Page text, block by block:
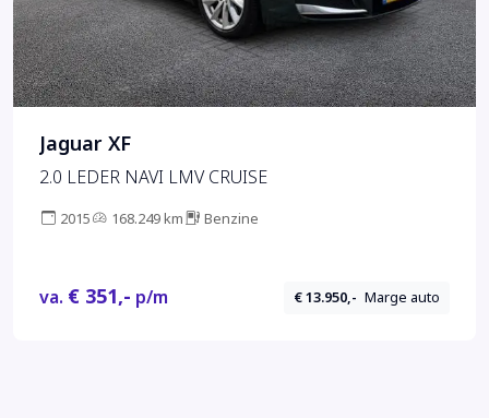
Jaguar XF
2.0 LEDER NAVI LMV CRUISE
2015 168.249 km Benzine
va. € 351,- p/m € 13.950,- Marge auto